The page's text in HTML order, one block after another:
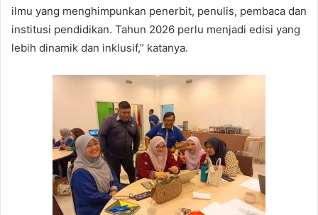
ilmu yang menghimpunkan penerbit, penulis, pembaca dan
institusi pendidikan. Tahun 2026 perlu menjadi edisi yang
lebih dinamik dan inklusif,” katanya.